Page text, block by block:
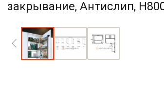
закрывание, Антислип,